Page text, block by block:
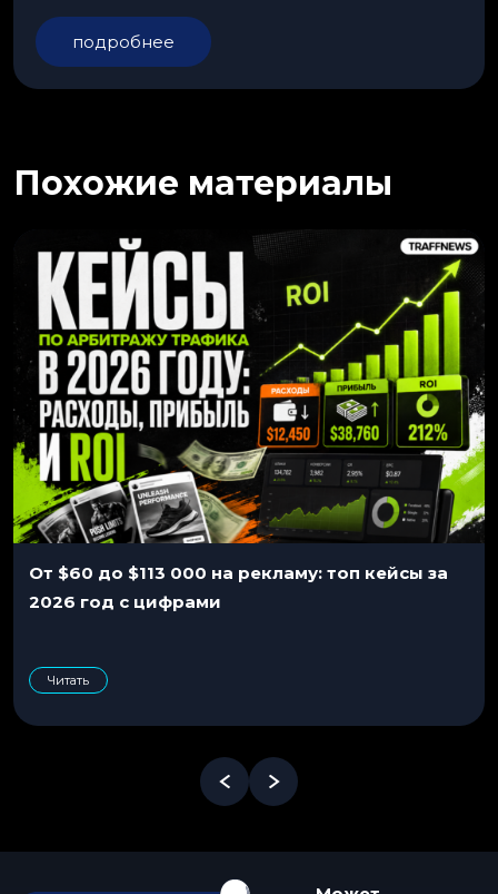
подробнее
Похожие материалы
От $60 до $113 000 на рекламу: топ кейсы за
2026 год с цифрами
Читать